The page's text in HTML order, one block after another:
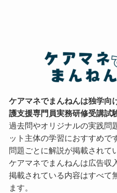
ケアマネでまんねんは独学向
護支援専門員実務研修受講試
過去問やオリジナルの実践問
ット主体の学習におすすめで
問題ごとに解説が掲載されて
ケアマネでまんねんは広告収
掲載されている内容はすべて
ます。